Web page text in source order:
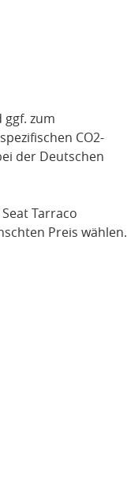
zum
CO2-
der Deutschen
Seat Tarraco
Preis wählen.